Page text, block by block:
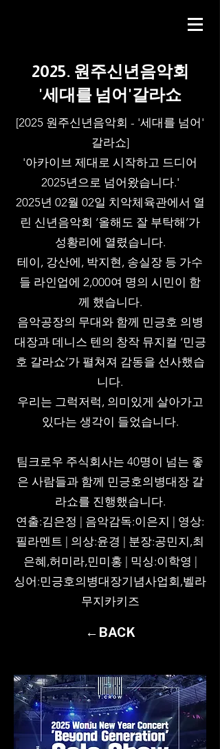
2025. 원주신년음악회
​'세대를 넘어'갈라쇼
[2025 원주신년음악회 - '세대를 넘어'
갈라쇼]
'아카이브 제대로 시작하고 드디어
2025년으로 넘어왔습니다.'
2025년 02월 02일 치악체육관에서 열
린 신년음악회 ‘올해도 잘 부탁해’가
성황리에 열렸습니다.
테이, 강산에, 박지현, 송실장 등 가수
들 라인업에 2,000여 명의 시민이 함
께 했습니다.
음악공장의 무대와 함께 민긍호 의병
대장과 데니스 텐의 창작 뮤지컬 ‘민긍
호 갈라쇼’가 펼쳐져 감동을 선사했습
니다.
우리는 그럭저럭, 의미있게 살아가고
있다는 생각이 들었습니다.
팀크로우 주식회사는 40명이 넘는 좋
은 사람들과 함께 민긍호의병대장 갈
라쇼를 진행했습니다.
연출:김은정 | 음악감독:이은지 | 영상:
필라멘트 | 의상:윤경 | 분장:공민지,최
은혜,허미라,민미홍 | 믹싱:이학영 |
싱어:민긍호의병대장기념사업회,벨라
무지카키즈
←BACK